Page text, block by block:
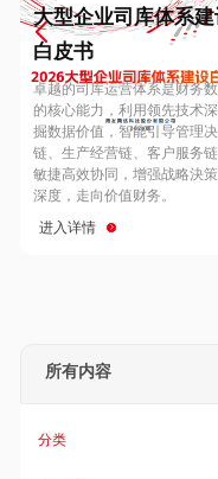
Hungary
Hong Kong
大型企业司库体系
白皮书
卓越的司库运营体系是财务
的核心能力，利用领先技术
掘数据价值，智能引导管理
链、生产经营链、客户服务
敏捷高效协同，增强战略決
深度，走向价值财务。
进入详情
所有内容
分类